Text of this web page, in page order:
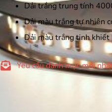
Dải trắng trung tính
Dải màu trắng tự nhiên
Dải màu trắng tinh
Yêu cầu danh mục mới